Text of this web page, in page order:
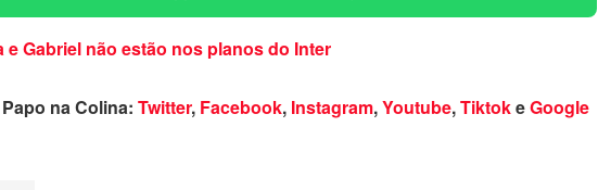
e Gabriel não estão nos planos do Inter
na Colina: Twitter, Facebook, Instagram,Youtube,TiktokeGoogle